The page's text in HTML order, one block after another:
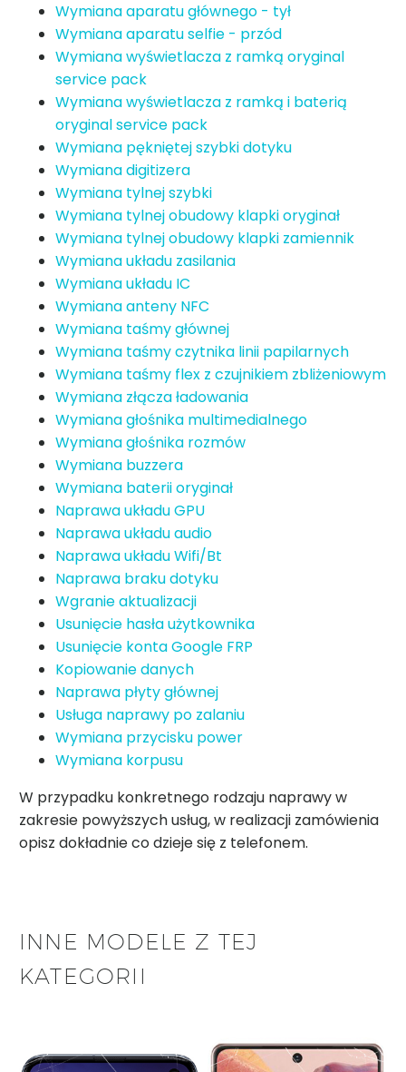
Wymiana aparatu głównego - tył
Wymiana aparatu selfie - przód
Wymiana wyświetlacza z ramką oryginal
service pack
Wymiana wyświetlacza z ramką i baterią
oryginal service pack
Wymiana pękniętej szybki dotyku
Wymiana digitizera
Wymiana tylnej szybki
Wymiana tylnej obudowy klapki oryginał
Wymiana tylnej obudowy klapki zamiennik
Wymiana układu zasilania
Wymiana układu IC
Wymiana anteny NFC
Wymiana taśmy głównej
Wymiana taśmy czytnika linii papilarnych
Wymiana taśmy flex z czujnikiem zbliżeniowym
Wymiana złącza ładowania
Wymiana głośnika multimedialnego
Wymiana głośnika rozmów
Wymiana buzzera
Wymiana baterii oryginał
Naprawa układu GPU
Naprawa układu audio
Naprawa układu Wifi/Bt
Naprawa braku dotyku
Wgranie aktualizacji
Usunięcie hasła użytkownika
Usunięcie konta Google FRP
Kopiowanie danych
Naprawa płyty głównej
Usługa naprawy po zalaniu
Wymiana przycisku power
Wymiana korpusu
W przypadku konkretnego rodzaju naprawy w
zakresie powyższych usług, w realizacji zamówienia
opisz dokładnie co dzieje się z telefonem.
INNE MODELE Z TEJ
KATEGORII